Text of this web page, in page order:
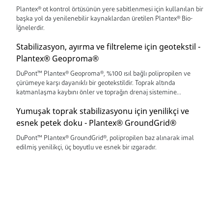
Plantex® ot kontrol örtüsünün yere sabitlenmesi için kullanılan bir
başka yol da yenilenebilir kaynaklardan üretilen Plantex® Bio-
İğnelerdir.
Stabilizasyon, ayırma ve filtreleme için geotekstil -
Plantex® Geoproma®
DuPont™ Plantex® Geoproma®, %100 ısıl bağlı polipropilen ve
çürümeye karşı dayanıklı bir geotekstildir. Toprak altında
katmanlaşma kaybını önler ve toprağın drenaj sistemine
düzgün kalmasını sağlar.
Yumuşak toprak stabilizasyonu için yenilikçi ve
esnek petek doku - Plantex® GroundGrid®
DuPont™ Plantex® GroundGrid®, polipropilen baz alınarak imal
edilmiş yenilikçi, üç boyutlu ve esnek bir ızgaradır.